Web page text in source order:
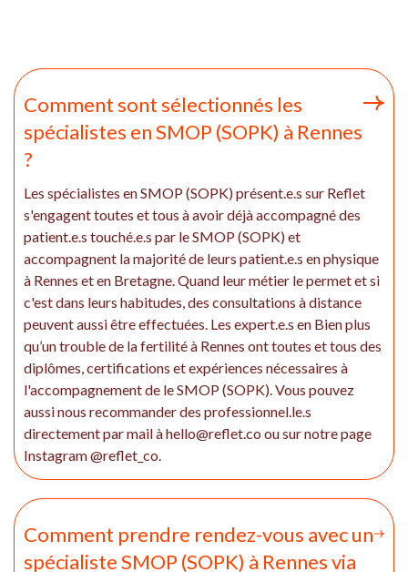
Comment sont sélectionnés les
spécialistes en SMOP (SOPK) à Rennes
?
Les spécialistes en SMOP (SOPK) présent.e.s sur Reflet
s'engagent toutes et tous à avoir déjà accompagné des
patient.e.s touché.e.s par le SMOP (SOPK) et
accompagnent la majorité de leurs patient.e.s en physique
à Rennes et en Bretagne. Quand leur métier le permet et si
c'est dans leurs habitudes, des consultations à distance
peuvent aussi être effectuées. Les expert.e.s en Bien plus
qu’un trouble de la fertilité à Rennes ont toutes et tous des
diplômes, certifications et expériences nécessaires à
l'accompagnement de le SMOP (SOPK). Vous pouvez
aussi nous recommander des professionnel.le.s
directement par mail à hello@reflet.co ou sur notre page
Instagram @reflet_co.
Comment prendre rendez-vous avec un
spécialiste SMOP (SOPK) à Rennes via